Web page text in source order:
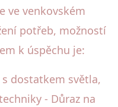
ve venkovském
potřeb, možností
k úspěchu je:
dostatkem světla,
- Důraz na